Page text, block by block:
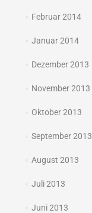
Februar 2014
Januar 2014
Dezember 2013
November 2013
Oktober 2013
September 2013
August 2013
Juli 2013
Juni 2013